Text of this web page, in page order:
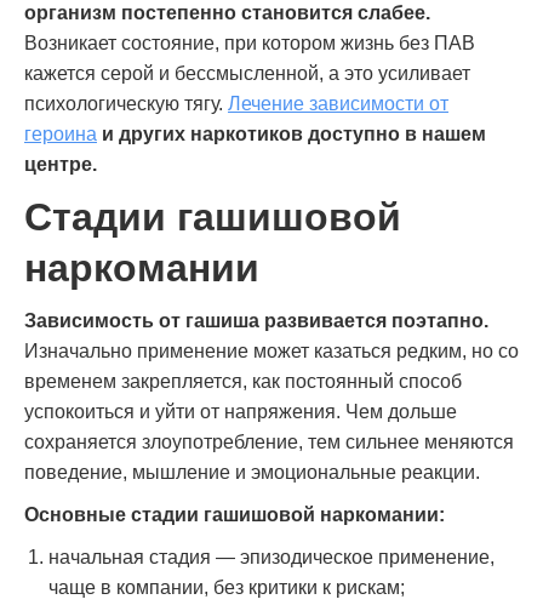
организм постепенно становится слабее.
Возникает состояние, при котором жизнь без ПАВ
кажется серой и бессмысленной, а это усиливает
психологическую тягу. Лечение зависимости от
героина и других наркотиков доступно в нашем
центре.
Стадии гашишовой
наркомании
Зависимость от гашиша развивается поэтапно.
Изначально применение может казаться редким, но со
временем закрепляется, как постоянный способ
успокоиться и уйти от напряжения. Чем дольше
сохраняется злоупотребление, тем сильнее меняются
поведение, мышление и эмоциональные реакции.
Основные стадии гашишовой наркомании:
начальная стадия — эпизодическое применение,
чаще в компании, без критики к рискам;